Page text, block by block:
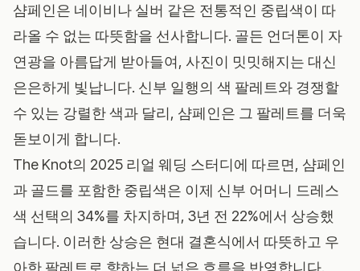
샴페인은 네이비나 실버 같은 전통적인 중립색이 따
라올 수 없는 따뜻함을 선사합니다. 골든 언더톤이 자
연광을 아름답게 받아들여, 사진이 밋밋해지는 대신
은은하게 빛납니다. 신부 일행의 색 팔레트와 경쟁할
수 있는 강렬한 색과 달리, 샴페인은 그 팔레트를 더욱
돋보이게 합니다.
The Knot의 2025 리얼 웨딩 스터디에 따르면, 샴페인
과 골드를 포함한 중립색은 이제 신부 어머니 드레스
색 선택의 34%를 차지하며, 3년 전 22%에서 상승했
습니다. 이러한 상승은 현대 결혼식에서 따뜻하고 우
아한 팔레트로 향하는 더 넓은 흐름을 반영합니다.